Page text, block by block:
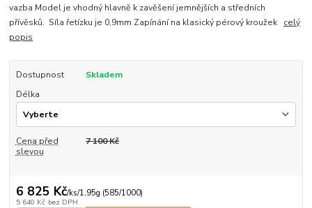
vazba Model je vhodný hlavně k zavěšení jemnějších a středních
přívěsků. Síla řetízku je 0,9mm Zapínání na klasický pérový kroužek celý
popis
Dostupnost
Skladem
Délka
Cena před
slevou
7 100 Kč
6 825 Kč/ks/1,95g (585/1000)
5 640 Kč bez DPH